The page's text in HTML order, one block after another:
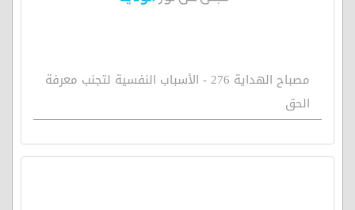
مصباح الهداية 276 - الأسباب النفسية لتجنب معرفة
الحق